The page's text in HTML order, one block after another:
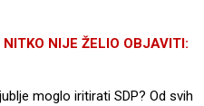
NIJE ŽELIO OBJAVITI:
moglo iritirati SDP? Od svih